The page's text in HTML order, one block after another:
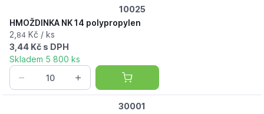
10025
HMOŽDINKA NK 14 polypropylen
2, 84 Kč / ks
3,44 Kč s DPH
Skladem 5 800 ks
30001